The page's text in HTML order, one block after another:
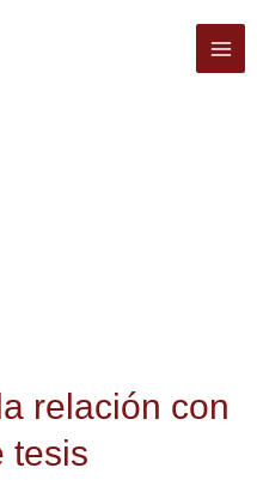
relación con
tesis